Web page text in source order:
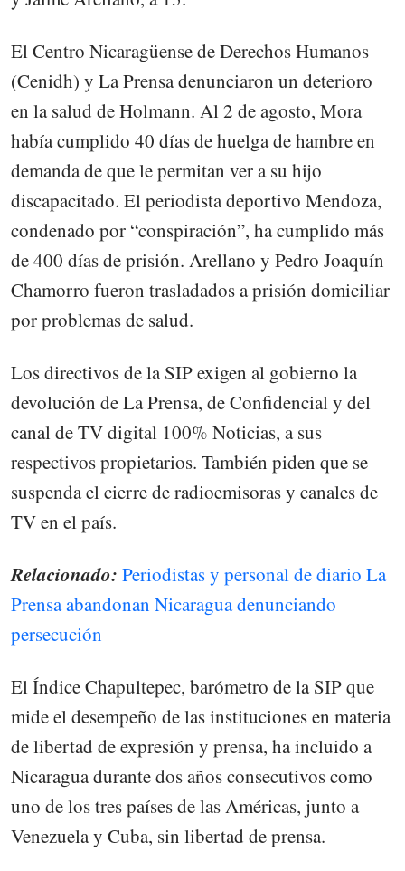
El Centro Nicaragüense de Derechos Humanos
(Cenidh) y La Prensa denunciaron un deterioro
en la salud de Holmann. Al 2 de agosto, Mora
había cumplido 40 días de huelga de hambre en
demanda de que le permitan ver a su hijo
discapacitado. El periodista deportivo Mendoza,
condenado por “conspiración”, ha cumplido más
de 400 días de prisión. Arellano y Pedro Joaquín
Chamorro fueron trasladados a prisión domiciliar
por problemas de salud.
Los directivos de la SIP exigen al gobierno la
devolución de La Prensa, de Confidencial y del
canal de TV digital 100% Noticias, a sus
respectivos propietarios. También piden que se
suspenda el cierre de radioemisoras y canales de
TV en el país.
Relacionado: Periodistas y personal de diario La
Prensa abandonan Nicaragua denunciando
persecución
El Índice Chapultepec, barómetro de la SIP que
mide el desempeño de las instituciones en materia
de libertad de expresión y prensa, ha incluido a
Nicaragua durante dos años consecutivos como
uno de los tres países de las Américas, junto a
Venezuela y Cuba, sin libertad de prensa.